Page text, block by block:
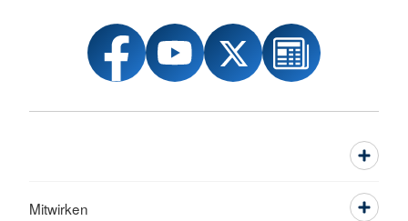
Mitwirken